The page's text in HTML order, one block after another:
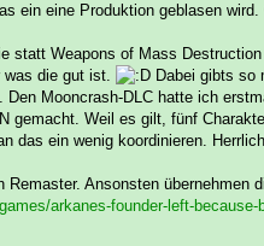
ein eine Produktion geblasen
statt Weapons of Mass
was die gut ist.
Dabei gibts so
Mooncrash-DLC hatte ich
gemacht. Weil es gilt, fünf
das ein wenig koordinieren.
Ansonsten
arkanes-founder-left-